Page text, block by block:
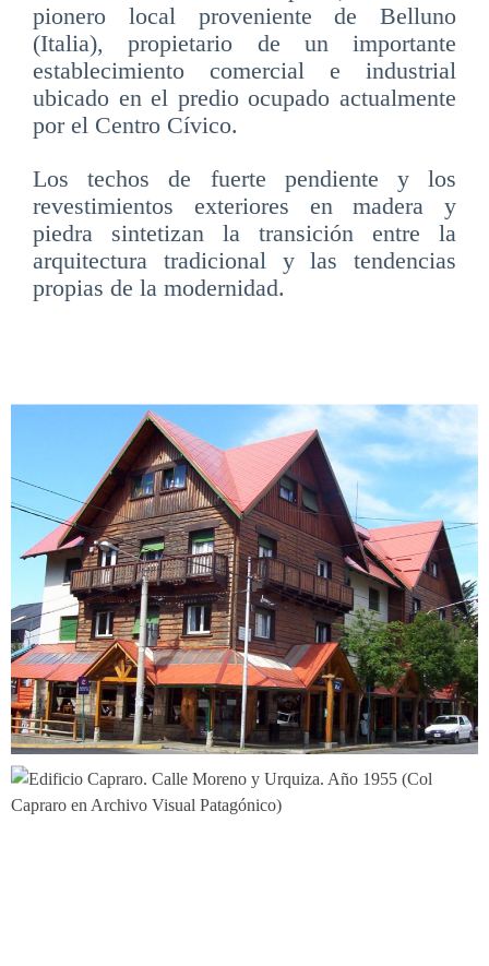
pionero local proveniente de Belluno
(Italia), propietario de un importante
establecimiento comercial e industrial
ubicado en el predio ocupado actualmente
por el Centro Cívico.
Los techos de fuerte pendiente y los
revestimientos exteriores en madera y
piedra sintetizan la transición entre la
arquitectura tradicional y las tendencias
propias de la modernidad.